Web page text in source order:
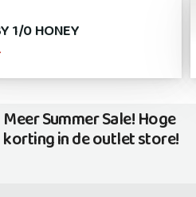
1/0 HONEY
Meer Summer Sale! Hoge
korting in de outlet store!